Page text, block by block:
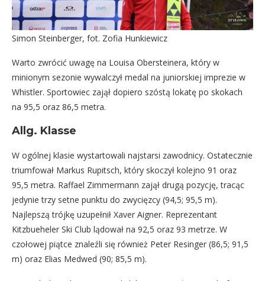
Simon Steinberger, fot. Zofia Hunkiewicz
Warto zwrócić uwagę na Louisa Obersteinera, który w
minionym sezonie wywalczył medal na juniorskiej imprezie w
Whistler. Sportowiec zajął dopiero szóstą lokatę po skokach
na 95,5 oraz 86,5 metra.
Allg. Klasse
W ogólnej klasie wystartowali najstarsi zawodnicy. Ostatecznie
triumfował Markus Rupitsch, który skoczył kolejno 91 oraz
95,5 metra. Raffael Zimmermann zajął drugą pozycję, tracąc
jedynie trzy setne punktu do zwycięzcy (94,5; 95,5 m).
Najlepszą trójkę uzupełnił Xaver Aigner. Reprezentant
Kitzbueheler Ski Club lądował na 92,5 oraz 93 metrze. W
czołowej piątce znaleźli się również Peter Resinger (86,5; 91,5
m) oraz Elias Medwed (90; 85,5 m).